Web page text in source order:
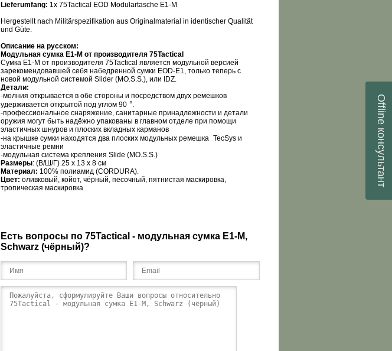
Lieferumfang: 1x 75Tactical EOD Modulartasche E1-M
Hergestellt nach Militärspezifikation aus Originalmaterial in identischer Qualität
und Güte.
Описание на русском:
Модульная сумка Е1-М от производителя 75Tactical
Сумка Е1-М от производителя 75Tactical является модульной версией
зарекомендовавшей себя набедренной сумки EOD-E1, только теперь с
новой модульной системойSlider (MO.S.S.), или IDZ.
Детали:
-молния открывается в обе стороны и посредством двух ремешков
удерживается открытой под углом 90 °.
-профессиональное снаряжение, санитарные принадлежности и детали
оружия могут быть надёжно упакованы в главном отделе при помощи
эластичных шнуров и плоских вкладных карманов
-на крышке сумки находятся два плоских модульных ремешка TecSys и
эластичные ремни
-модульная система крепленияSlide (MO.S.S.)
Размеры: (В/Ш/Г) 25 х 13 х 8 см
Материал: 100% полиамид (СORDURA).
Цвет:оливковый, койот, чёрный, песочный, пятнистая маскировка,
тропическая маскировка
Есть вопросы по 75Tactical - модульная сумка Е1-М,
Schwarz (чёрный)?
Offline
консультант